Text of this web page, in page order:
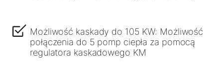
Możliwość kaskady do 105 KW: Możliwość
połączenia do 5 pomp ciepła za pomocą
regulatora kaskadowego KM